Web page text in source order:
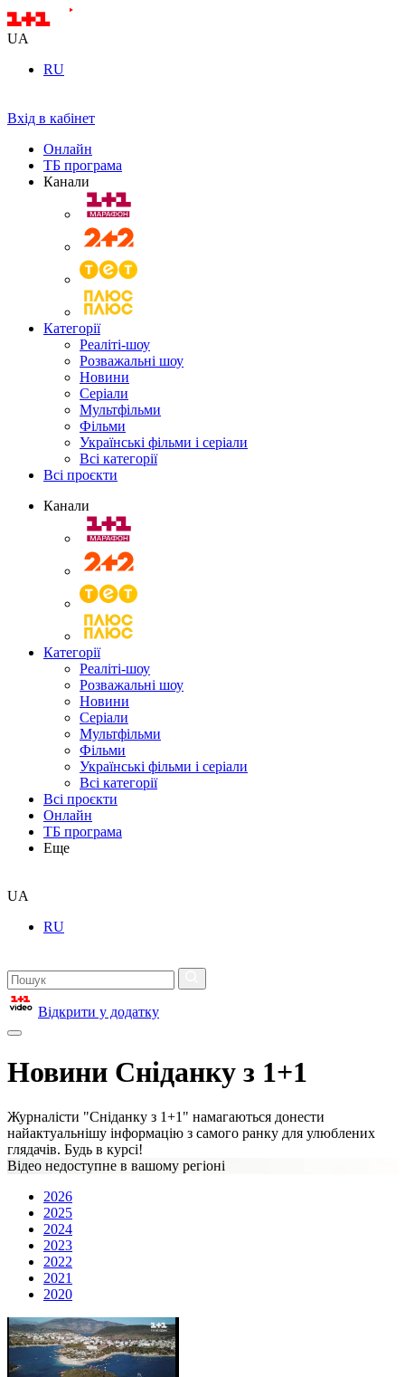
UA
RU
Вхід в кабінет
Онлайн
ТБ програма
Канали
Категорії
Реаліті-шоу
Розважальні шоу
Новини
Серіали
Мультфільми
Фільми
Українські фільми і серіали
Всі категорії
Всі проєкти
Канали
Категорії
Реаліті-шоу
Розважальні шоу
Новини
Серіали
Мультфільми
Фільми
Українські фільми і серіали
Всі категорії
Всі проєкти
Онлайн
ТБ програма
Еще
UA
RU
Відкрити у додатку
Новини Сніданку з 1+1
Журналісти "Сніданку з 1+1" намагаються донести
найактуальнішу інформацію з самого ранку для улюблених
глядачів. Будь в курсі!
Відео недоступне в вашому регіоні
2026
2025
2024
2023
2022
2021
2020